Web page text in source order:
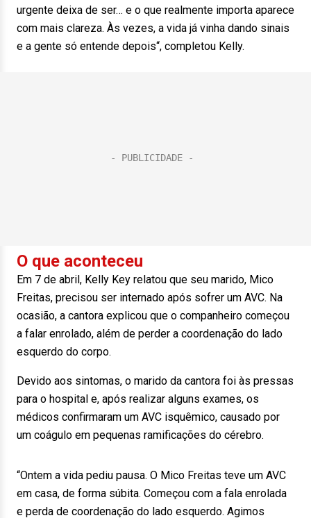
urgente deixa de ser… e o que realmente importa aparece
com mais clareza. Às vezes, a vida já vinha dando sinais
e a gente só entende depois“, completou Kelly.
O que aconteceu
Em 7 de abril, Kelly Key relatou que seu marido, Mico
Freitas, precisou ser internado após sofrer um AVC. Na
ocasião, a cantora explicou que o companheiro começou
a falar enrolado, além de perder a coordenação do lado
esquerdo do corpo.
Devido aos sintomas, o marido da cantora foi às pressas
para o hospital e, após realizar alguns exames, os
médicos confirmaram um AVC isquêmico, causado por
um coágulo em pequenas ramificações do cérebro.
“Ontem a vida pediu pausa. O Mico Freitas teve um AVC
em casa, de forma súbita. Começou com a fala enrolada
e perda de coordenação do lado esquerdo. Agimos